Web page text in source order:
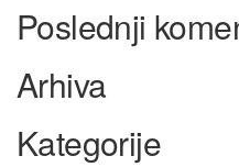
Poslednji
Arhiva
Kategorije